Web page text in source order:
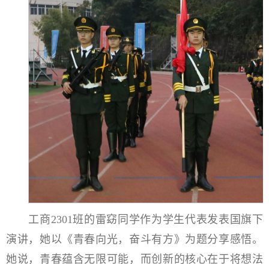
工商2301班的雷窈同学作为学生代表发表国旗下
演讲，她以《青春向光，奋斗有方》为题分享感悟。
她说，青春蕴含无限可能，而创新的核心在于将想法